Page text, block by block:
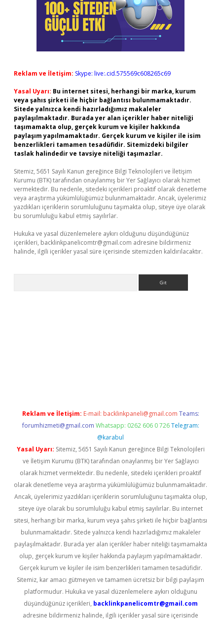
Reklam ve İletişim: Skype: live:.cid.575569c608265c69
Yasal Uyarı: Bu internet sitesi, herhangi bir marka, kurum
veya şahıs şirketi ile hiçbir bağlantısı bulunmamaktadır.
Sitede yalnızca kendi hazırladığımız makaleler
paylaşılmaktadır. Burada yer alan içerikler haber niteliği
taşımamakta olup, gerçek kurum ve kişiler hakkında
paylaşım yapılmamaktadır. Gerçek kurum ve kişiler ile isim
benzerlikleri tamamen tesadüfidir. Sitemizdeki bilgiler
taslak halindedir ve tavsiye niteliği taşımazlar.
Sitemiz, 5651 Sayılı Kanun gereğince Bilgi Teknolojileri ve İletişim
Kurumu (BTK) tarafından onaylanmış bir Yer Sağlayıcı olarak hizmet
vermektedir. Bu nedenle, sitedeki içerikleri proaktif olarak denetleme
veya araştırma yükümlülüğümüz bulunmamaktadır. Ancak, üyelerimiz
yazdıkları içeriklerin sorumluluğunu taşımakta olup, siteye üye olarak
bu sorumluluğu kabul etmiş sayılırlar.
Hukuka ve yasal düzenlemelere aykırı olduğunu düşündüğünüz
içerikleri, backlinkpanelicomtr@gmail.com adresine bildirmeniz
halinde, ilgili içerikler yasal süre içerisinde sitemizden kaldırılacaktır.
Reklam ve İletişim: E-mail: backlinkpaneli@gmail.com Teams:
forumhizmeti@gmail.com Whatsapp: 0262 606 0 726 Telegram:
@karabul
Yasal Uyarı: Sitemiz, 5651 Sayılı Kanun gereğince Bilgi Teknolojileri
ve İletişim Kurumu (BTK) tarafından onaylanmış bir Yer Sağlayıcı
olarak hizmet vermektedir. Bu nedenle, sitedeki içerikleri proaktif
olarak denetleme veya araştırma yükümlülüğümüz bulunmamaktadır.
Ancak, üyelerimiz yazdıkları içeriklerin sorumluluğunu taşımakta olup,
siteye üye olarak bu sorumluluğu kabul etmiş sayılırlar. Bu internet
sitesi, herhangi bir marka, kurum veya şahıs şirketi ile hiçbir bağlantısı
bulunmamaktadır. Sitede yalnızca kendi hazırladığımız makaleler
paylaşılmaktadır. Burada yer alan içerikler haber niteliği taşımamakta
olup, gerçek kurum ve kişiler hakkında paylaşım yapılmamaktadır.
Gerçek kurum ve kişiler ile isim benzerlikleri tamamen tesadüfidir.
Sitemiz, kar amacı gütmeyen ve tamamen ücretsiz bir bilgi paylaşım
platformudur. Hukuka ve yasal düzenlemelere aykırı olduğunu
düşündüğünüz içerikleri, backlinkpanelicomtr@gmail.com
adresine bildirmeniz halinde, ilgili içerikler yasal süre içerisinde